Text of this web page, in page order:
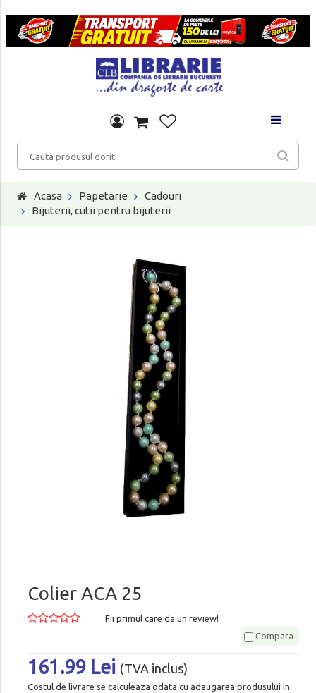
Acasa Papetarie
Cadouri
Bijuterii, cutii pentru bijuterii
Colier ACA 25
Fii primul care da un review!
Compara
161.99 Lei (TVA inclus)
Costul de livrare se calculeaza odata cu adaugarea produsului in